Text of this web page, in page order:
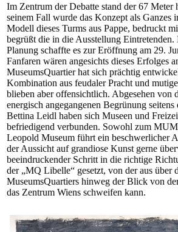
Im Zentrum der Debatte stand der 67 Meter
seinem Fall wurde das Konzept als Ganzes
Modell dieses Turms aus Pappe, bedruckt
begrüßt die in die Ausstellung Eintretenden.
Planung schaffte es zur Eröffnung am 29.
Fanfaren wären angesichts dieses Erfolges
MuseumsQuartier hat sich prächtig
Kombination aus feudaler Pracht und
blieben aber offensichtlich. Abgesehen von
energisch angegangenen Begrünung
Bettina Leidl haben sich Museen und
befriedigend verbunden. Sowohl zum
Leopold Museum führt ein beschwerlicher
der Aussicht auf grandiose Kunst gerne
beeindruckender Schritt in die richtige
der „MQ Libelle“ gesetzt, von der aus über
MuseumsQuartiers hinweg der Blick von
das Zentrum Wiens schweifen kann.